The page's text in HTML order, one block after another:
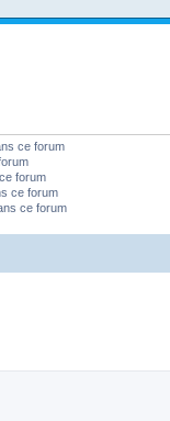
ce forum
forum
ce forum
ce forum